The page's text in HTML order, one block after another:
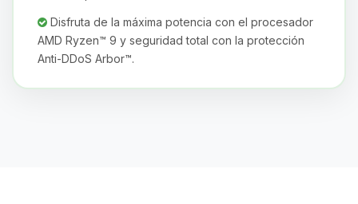
Disfruta de la máxima potencia con el procesador
AMD Ryzen™ 9 y seguridad total con la protección
Anti-DDoS Arbor™.